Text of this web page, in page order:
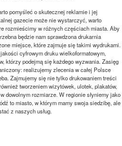
pomyśleć o skutecznej reklamie i jej
gazecie może nie wystarczyć, warto
rozmieścimy w różnych częściach miasta. Aby
będzie nam sprawdzona drukarnia
miejsce, które zajmuje się takimi wydrukami.
cyfrowym druku wielkoformatowym,
którzy podejmą się każdego wyzwania. Zasięg
realizujemy zlecenia w całej Polsce
Zajmujemy się nie tylko drukowaniem treści
tworzeniem wizytówek, ulotek, plakatów,
dowolnym rozmiarze. W regionie słyniemy jako
to miasto, w którym mamy swoja siedzibę, ale
z naszych usług.